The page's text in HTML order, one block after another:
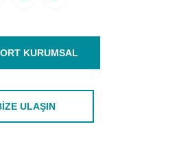
KURUMSAL
ULAŞIN